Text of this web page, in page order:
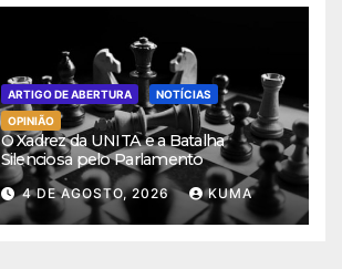
ARTIGO DE ABERTURA
NOTÍCIAS
OPINIÃO
O Xadrez da UNITA e a Batalha
Silenciosa pelo Parlamento
4 DE AGOSTO, 2026 KUMA